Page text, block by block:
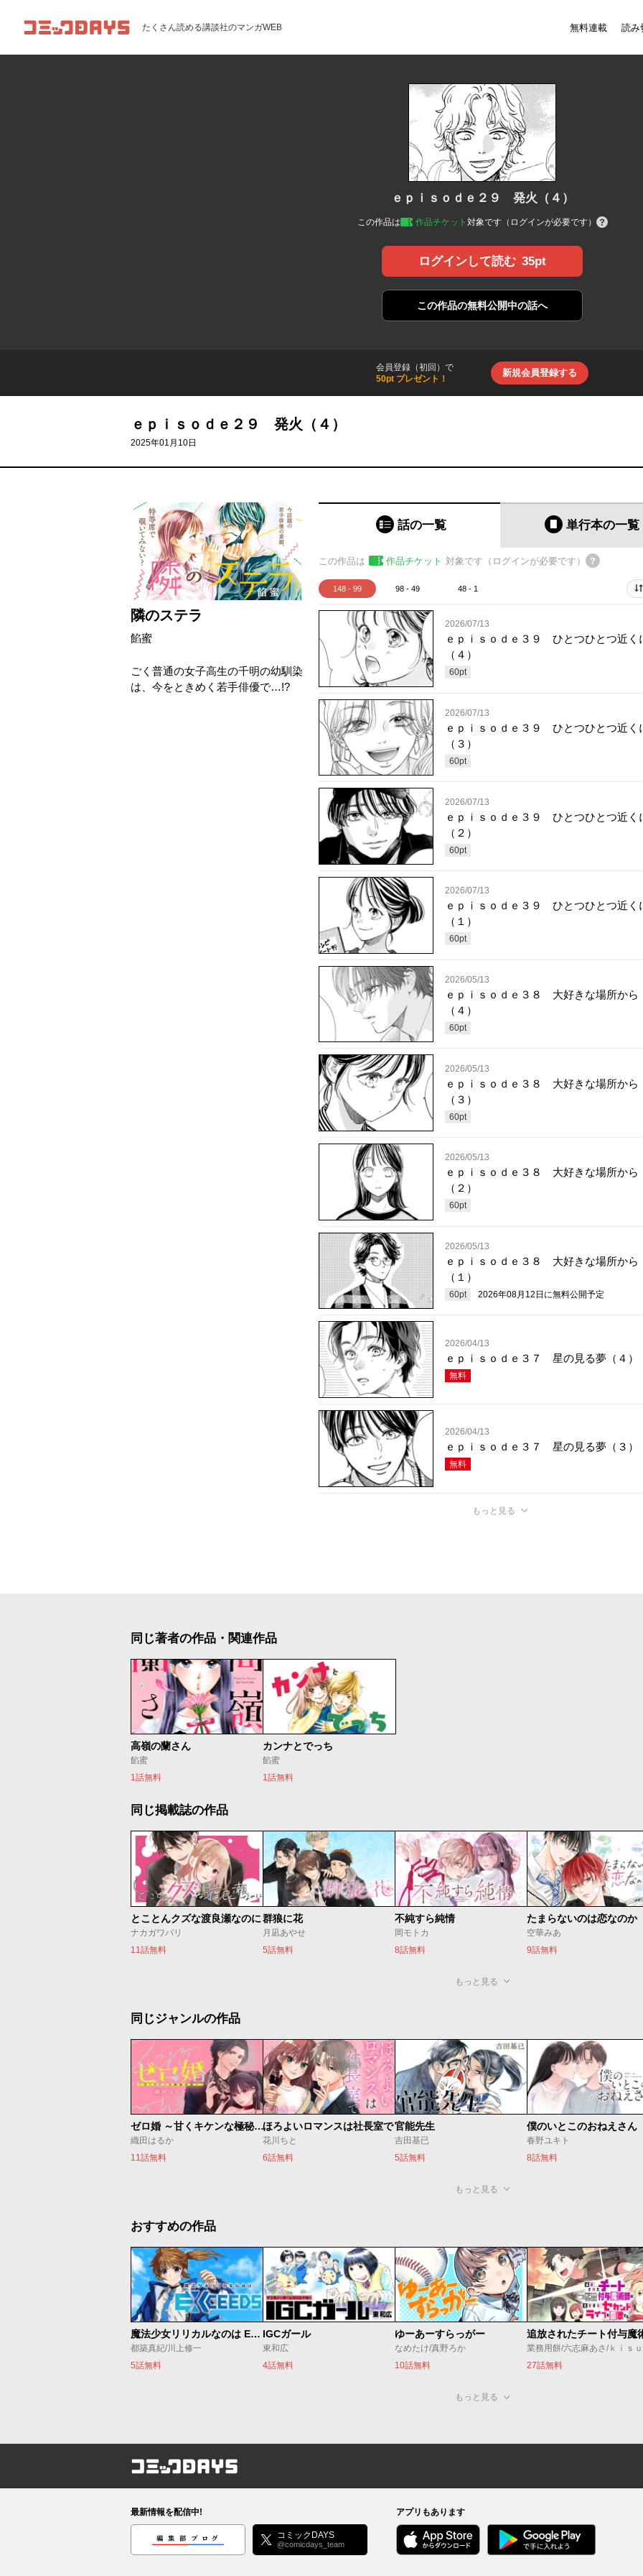
コミックDAYS たくさん読める講談社のマンガWEB 無料連載 読み
ｅｐｉｓｏｄｅ２９ 発火（４）
この作品は 作品チケット 対象です（ログインが必要です）
ログインして読む 35pt
この作品の無料公開中の話へ
会員登録（初回）で
50pt プレゼント！
新規会員登録する
ｅｐｉｓｏｄｅ２９ 発火（４）
2025年01月10日
隣のステラ
餡蜜
ごく普通の女子高生の千明の幼馴染
は、今をときめく若手俳優で…!?
話の一覧 単行本の一覧
この作品は 作品チケット 対象です（ログインが必要です）
148 - 99 98 - 49 48 - 1
2026/07/13
ｅｐｉｓｏｄｅ３９ ひとつひとつ近く
（４）
60pt
2026/07/13
ｅｐｉｓｏｄｅ３９ ひとつひとつ近く
（３）
60pt
2026/07/13
ｅｐｉｓｏｄｅ３９ ひとつひとつ近く
（２）
60pt
2026/07/13
ｅｐｉｓｏｄｅ３９ ひとつひとつ近く
（１）
60pt
2026/05/13
ｅｐｉｓｏｄｅ３８ 大好きな場所から
（４）
60pt
2026/05/13
ｅｐｉｓｏｄｅ３８ 大好きな場所から
（３）
60pt
2026/05/13
ｅｐｉｓｏｄｅ３８ 大好きな場所から
（２）
60pt
2026/05/13
ｅｐｉｓｏｄｅ３８ 大好きな場所から
（１）
60pt 2026年08月12日 に無料公開予定
2026/04/13
ｅｐｉｓｏｄｅ３７ 星の見る夢（４）
無料
2026/04/13
ｅｐｉｓｏｄｅ３７ 星の見る夢（３）
無料
もっと見る
同じ著者の作品・関連作品
高嶺の蘭さん
餡蜜
1話無料
カンナとでっち
餡蜜
1話無料
同じ掲載誌の作品
とことんクズな渡良瀬なのに
ナカガワパリ
11話無料
群狼に花
月凪あやせ
5話無料
不純すら純情
岡モトカ
8話無料
たまらないのは恋なのか
空華みあ
9話無料
もっと見る
同じジャンルの作品
ゼロ婚 ～甘くキケンな極秘任務～
織田はるか
11話無料
ほろよいロマンスは社長室で
花川ちと
6話無料
官能先生
吉田基已
5話無料
僕のいとこのおねえさん
春野ユキト
8話無料
もっと見る
おすすめの作品
魔法少女リリカルなのは EXCEEDS
都築真紀/川上修一
5話無料
IGCガール
東和広
4話無料
ゆーあーすらっがー
なめたけ/真野ろか
10話無料
業務用餅/六志麻あさ/ｋｉｓｕ
27話無料
もっと見る
コミックDAYS
最新情報を配信中!
編集部ブログ コミックDAYS
@comicdays_team
アプリもあります